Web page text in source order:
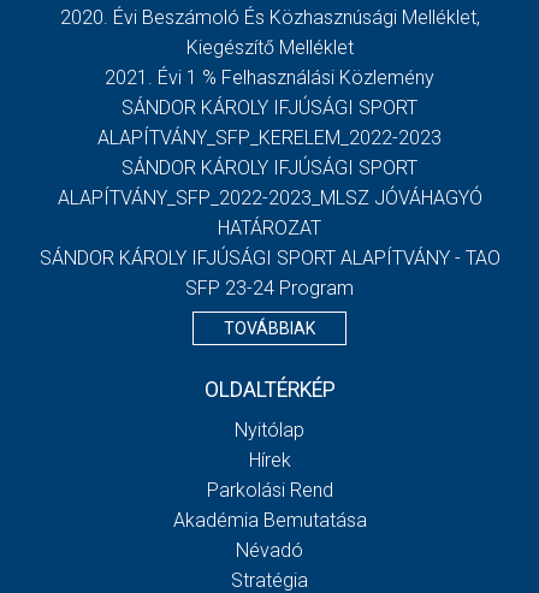
2020. Évi Beszámoló És Közhasznúsági Melléklet,
Kiegészítő Melléklet
2021. Évi 1 % Felhasználási Közlemény
SÁNDOR KÁROLY IFJÚSÁGI SPORT
ALAPÍTVÁNY_SFP_KERELEM_2022-2023
SÁNDOR KÁROLY IFJÚSÁGI SPORT
ALAPÍTVÁNY_SFP_2022-2023_MLSZ JÓVÁHAGYÓ
HATÁROZAT
SÁNDOR KÁROLY IFJÚSÁGI SPORT ALAPÍTVÁNY - TAO
SFP 23-24 Program
TOVÁBBIAK
OLDALTÉRKÉP
Nyitólap
Hírek
Parkolási Rend
Akadémia Bemutatása
Névadó
Stratégia